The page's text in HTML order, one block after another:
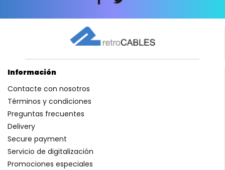
Información
Contacte con nosotros
Términos y condiciones
Preguntas frecuentes
Delivery
Secure payment
Servicio de digitalización
Promociones especiales